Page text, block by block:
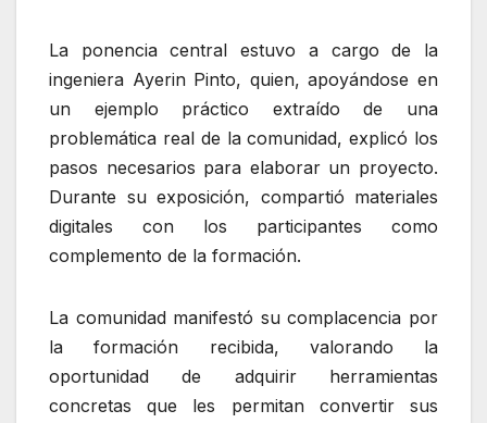
La ponencia central estuvo a cargo de la
ingeniera Ayerin Pinto, quien, apoyándose en
un ejemplo práctico extraído de una
problemática real de la comunidad, explicó los
pasos necesarios para elaborar un proyecto.
Durante su exposición, compartió materiales
digitales con los participantes como
complemento de la formación.
La comunidad manifestó su complacencia por
la formación recibida, valorando la
oportunidad de adquirir herramientas
concretas que les permitan convertir sus